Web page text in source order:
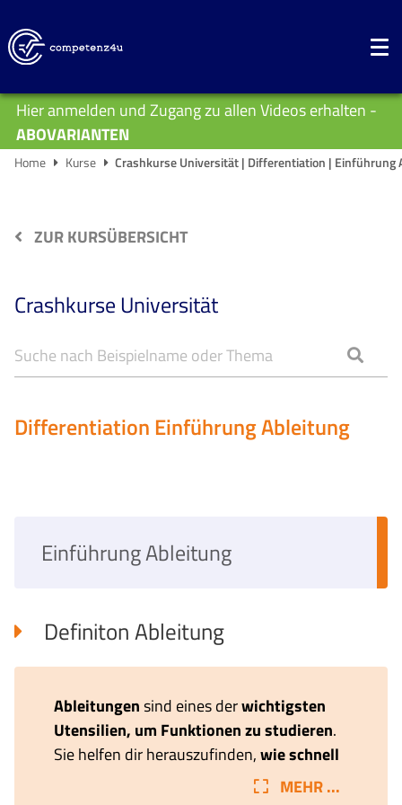
Hier anmelden und Zugang zu allen Videos erhalten -
ABOVARIANTEN
Home Kurse Crashkurse Universität | Differentiation | Einführung
ZUR KURSÜBERSICHT
Crashkurse Universität
DifferentiationEinführung Ableitung
Einführung Ableitung
Definiton Ableitung
Ableitungensind eines derwichtigsten
Utensilien, um Funktionen zu studieren.
Sie helfen dir herauszufinden,wie schnell
sich eine Funktion an einem PunktMEHR ...